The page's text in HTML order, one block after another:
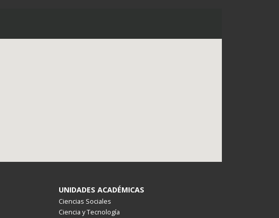
UNIDADES ACADÉMICAS
Ciencias Sociales
Ciencia y Tecnología